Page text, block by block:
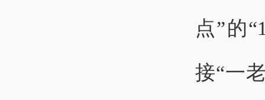
点”的
接“一